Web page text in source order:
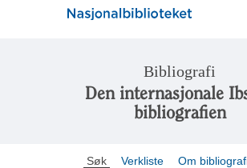
Bibliografi
Den internasjonale
bibliografien
Søk Verkliste Om